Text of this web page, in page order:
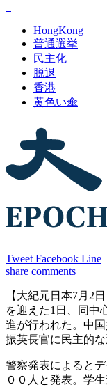
HongKong
普通選挙
民主化
脱退
香港
黄色い傘
Tweet Facebook Line
share comments
【大紀元日本7月2
を迎えた1日、同中
進が行われた。中
振英長官に民主的な
警察発表によると
００人と発表。学